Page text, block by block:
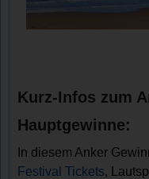
Kurz-Infos zum
Hauptgewinne:
In diesem Anker
Festival Tickets,